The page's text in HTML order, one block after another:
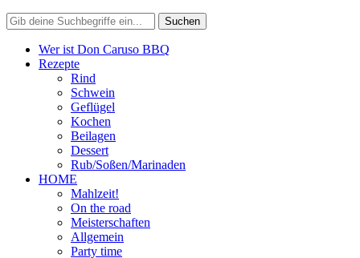
Wer ist Don Caruso BBQ
Rezepte
Rind
Schwein
Geflügel
Kochen
Beilagen
Dessert
Rub/Soßen/Marinaden
HOME
Mahlzeit!
On the road
Meisterschaften
Allgemein
Party time